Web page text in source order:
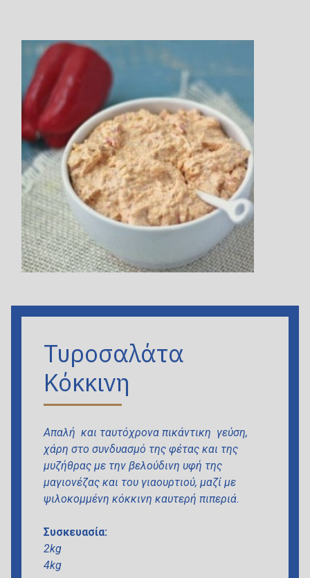
Τυροσαλάτα
Κόκκινη
Απαλή και ταυτόχρονα πικάντικη γεύση,
χάρη στο συνδυασμό της φέτας και της
μυζήθρας με την βελούδινη υφή της
μαγιονέζας και του γιαουρτιού, μαζί με
ψιλοκομμένη κόκκινη καυτερή πιπεριά.
Συσκευασία:
2kg
4kg